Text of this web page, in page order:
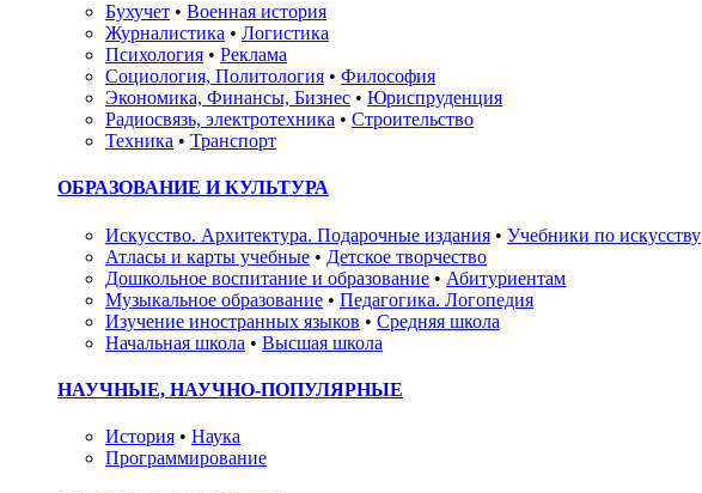
Бухучет • Военная история
Журналистика • Логистика
Психология • Реклама
Социология, Политология • Философия
Экономика, Финансы, Бизнес • Юриспруденция
Радиосвязь, электротехника • Строительство
Техника • Транспорт
ОБРАЗОВАНИЕ И КУЛЬТУРА
Искусство. Архитектура. Подарочные издания • Учебники по искусству
Атласы и карты учебные • Детское творчество
Дошкольное воспитание и образование • Абитуриентам
Музыкальное образование • Педагогика. Логопедия
Изучение иностранных языков • Средняя школа
Начальная школа • Высшая школа
НАУЧНЫЕ, НАУЧНО-ПОПУЛЯРНЫЕ
История • Наука
Программирование